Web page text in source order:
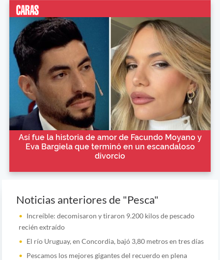
Así fue la historia de amor de Facundo Moyano y
Eva Bargiela que terminó en un escandaloso
divorcio
Noticias anteriores de "Pesca"
Increíble: decomisaron y tiraron 9.200 kilos de pescado
recién extraído
El río Uruguay, en Concordia, bajó 3,80 metros en tres días
Pescamos los mejores gigantes del recuerdo en plena